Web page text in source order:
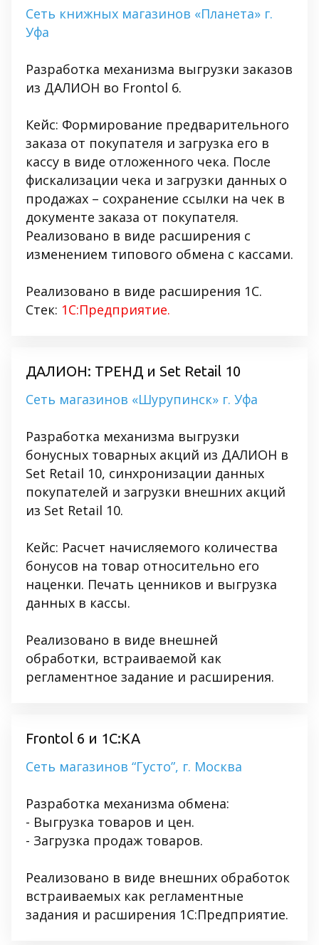
Сеть книжных магазинов «Планета» г.
Уфа
Разработка механизма выгрузки заказов
из ДАЛИОН во Frontol 6.
Кейс: Формирование предварительного
заказа от покупателя и загрузка его в
кассу в виде отложенного чека. После
фискализации чека и загрузки данных о
продажах – сохранение ссылки на чек в
документе заказа от покупателя.
Реализовано в виде расширения с
изменением типового обмена с кассами.
Реализовано в виде расширения 1С.
Стек: 1С:Предприятие.
ДАЛИОН: ТРЕНД и Set Retail 10
Сеть магазинов «Шурупинск» г. Уфа
Разработка механизма выгрузки
бонусных товарных акций из ДАЛИОН в
Set Retail 10, синхронизации данных
покупателей и загрузки внешних акций
из Set Retail 10.
Кейс: Расчет начисляемого количества
бонусов на товар относительно его
наценки. Печать ценников и выгрузка
данных в кассы.
Реализовано в виде внешней
обработки, встраиваемой как
регламентное задание и расширения.
Frontol 6 и 1C:КА
Сеть магазинов “Густо”, г. Москва
Разработка механизма обмена:
- Выгрузка товаров и цен.
- Загрузка продаж товаров.
Реализовано в виде внешних обработок
встраиваемых как регламентные
задания и расширения 1С:Предприятие.